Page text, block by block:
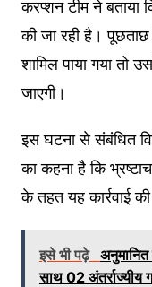
करप्शन टीम ने बताया
की जा रही है। पूछताछ
शामिल पाया गया तो
जाएगी।
इस घटना से संबंधित
का कहना है कि
के तहत यह कार्रवाई
इसे भी पढ़े
साथ 02 अंतर्राज्यीय